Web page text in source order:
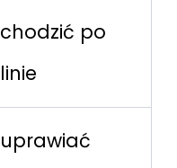
chodzić po
linie
uprawiać